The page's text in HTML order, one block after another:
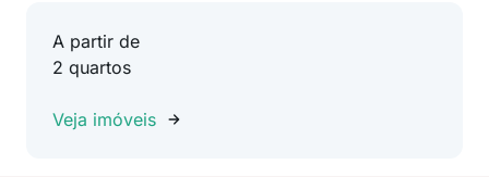
A partir de
2 quartos
Veja imóveis